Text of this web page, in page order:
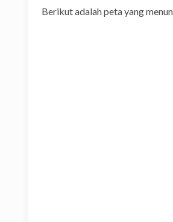
Berikut adalah peta yang